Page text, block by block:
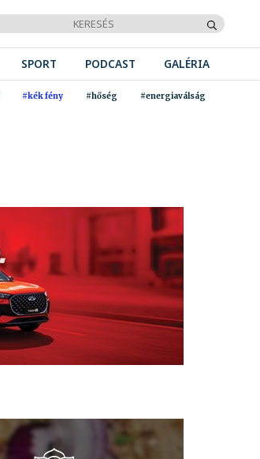
SPORT PODCAST GALÉRIA
#kék fény #hőség #energiaválság